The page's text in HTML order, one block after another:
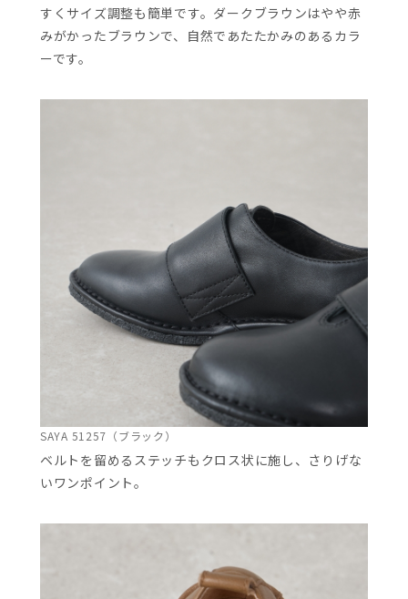
すくサイズ調整も簡単です。ダークブラウンはやや赤
みがかったブラウンで、自然であたたかみのあるカラ
ーです。
SAYA 51257（ブラック）
ベルトを留めるステッチもクロス状に施し、さりげな
いワンポイント。